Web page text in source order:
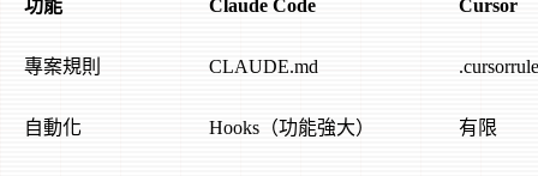
功能 Claude Code Cursor
專案規則 CLAUDE.md
自動化 Hooks（功能強大） 有限